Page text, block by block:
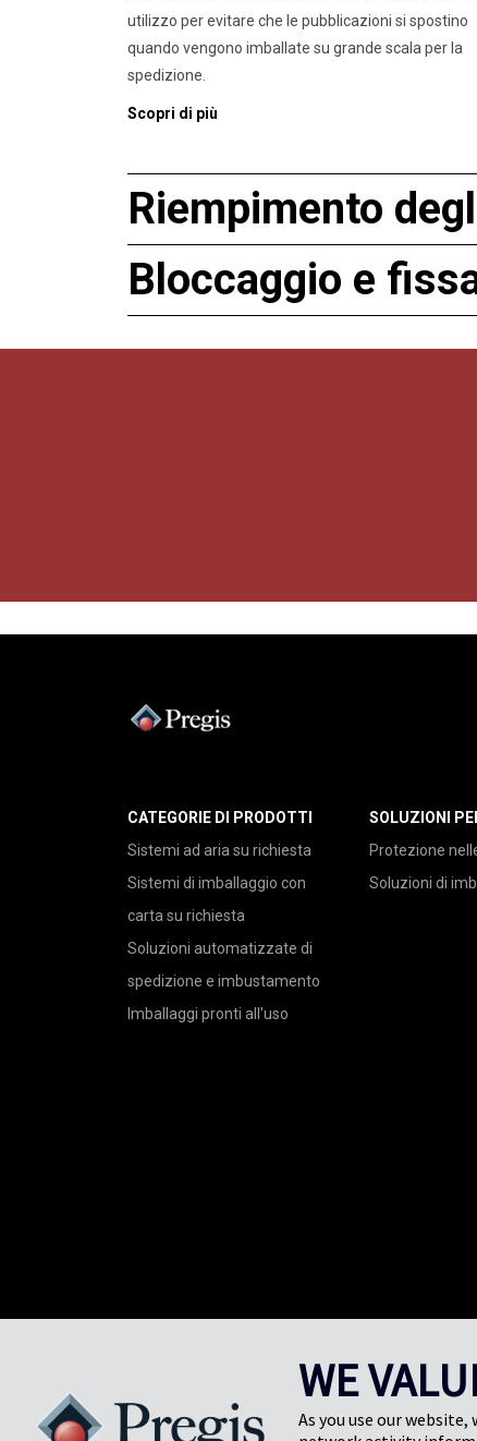
utilizzo per evitare che le pubblicazioni si spostino
quando vengono imballate su grande scala per la
spedizione.
Scopri di più
Riempimento
Bloccaggio e
CATEGORIE DI PRODOTTI
Sistemi ad aria su richiesta
Sistemi di imballaggio con
carta su richiesta
Soluzioni automatizzate di
spedizione e imbustamento
Imballaggi pronti all'uso
SOLUZIONI
Protezione
Soluzioni di
©2026 Pregis LLC. Tutti i diritti riservati.
WE
As you use our